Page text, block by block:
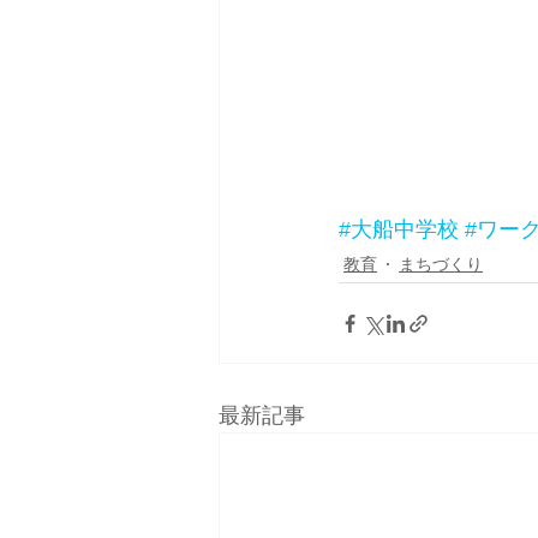
#大船中学校 #ワー
教育 まちづくり
最新記事